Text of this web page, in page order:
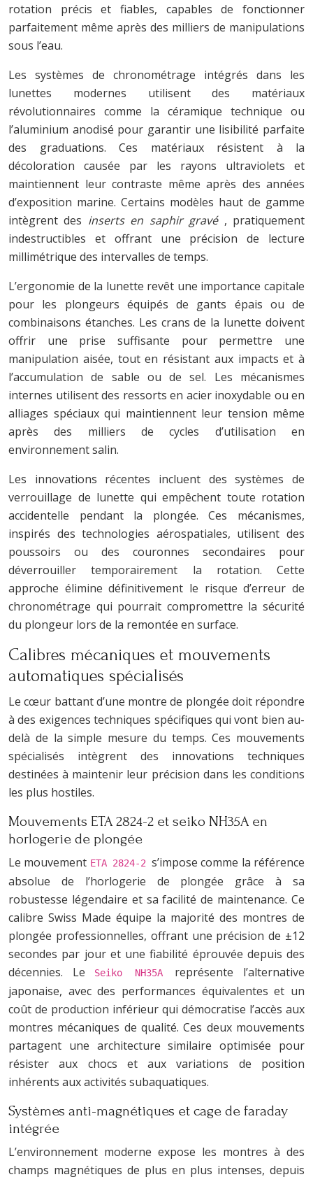
rotation précis et fiables, capables de fonctionner
parfaitement même après des milliers de manipulations
sous l’eau.
Les systèmes de chronométrage intégrés dans les
lunettes modernes utilisent des matériaux
révolutionnaires comme la céramique technique ou
l’aluminium anodisé pour garantir une lisibilité parfaite
des graduations. Ces matériaux résistent à la
décoloration causée par les rayons ultraviolets et
maintiennent leur contraste même après des années
d’exposition marine. Certains modèles haut de gamme
intègrent des inserts en saphir gravé , pratiquement
indestructibles et offrant une précision de lecture
millimétrique des intervalles de temps.
L’ergonomie de la lunette revêt une importance capitale
pour les plongeurs équipés de gants épais ou de
combinaisons étanches. Les crans de la lunette doivent
offrir une prise suffisante pour permettre une
manipulation aisée, tout en résistant aux impacts et à
l’accumulation de sable ou de sel. Les mécanismes
internes utilisent des ressorts en acier inoxydable ou en
alliages spéciaux qui maintiennent leur tension même
après des milliers de cycles d’utilisation en
environnement salin.
Les innovations récentes incluent des systèmes de
verrouillage de lunette qui empêchent toute rotation
accidentelle pendant la plongée. Ces mécanismes,
inspirés des technologies aérospatiales, utilisent des
poussoirs ou des couronnes secondaires pour
déverrouiller temporairement la rotation. Cette
approche élimine définitivement le risque d’erreur de
chronométrage qui pourrait compromettre la sécurité
du plongeur lors de la remontée en surface.
Calibres mécaniques et mouvements
automatiques spécialisés
Le cœur battant d’une montre de plongée doit répondre
à des exigences techniques spécifiques qui vont bien au-
delà de la simple mesure du temps. Ces mouvements
spécialisés intègrent des innovations techniques
destinées à maintenir leur précision dans les conditions
les plus hostiles.
Mouvements ETA 2824-2 et seiko NH35A en
horlogerie de plongée
Le mouvement ETA 2824-2s’impose comme la référence
absolue de l’horlogerie de plongée grâce à sa
robustesse légendaire et sa facilité de maintenance. Ce
calibre Swiss Made équipe la majorité des montres de
plongée professionnelles, offrant une précision de ±12
secondes par jour et une fiabilité éprouvée depuis des
décennies. Le
Seiko NH35A représente l’alternative
japonaise, avec des performances équivalentes et un
coût de production inférieur qui démocratise l’accès aux
montres mécaniques de qualité. Ces deux mouvements
partagent une architecture similaire optimisée pour
résister aux chocs et aux variations de position
inhérents aux activités subaquatiques.
Systèmes anti-magnétiques et cage de faraday
intégrée
L’environnement moderne expose les montres à des
champs magnétiques de plus en plus intenses, depuis